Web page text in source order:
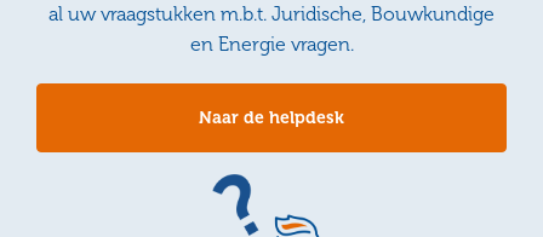
al uw vraagstukken m.b.t. Juridische, Bouwkundige
en Energie vragen.
Naar de helpdesk